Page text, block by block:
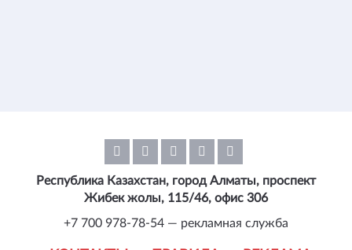
Республика Казахстан, город Алматы, проспект
Жибек жолы, 115/46, офис 306
+7 700 978-78-54 — рекламная служба